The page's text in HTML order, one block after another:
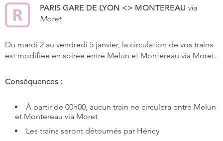
PARIS GARE DE LYON <> MONTEREAU via
Moret
Du mardi 2 au vendredi 5 janvier, la circulation de vos trains
est modifiée en soirée entre Melun et Montereau via Moret.
Conséquences :
À partir de 00h00, aucun train ne circulera entre Melun
et Montereau via Moret
Les trains seront détournés par Héricy